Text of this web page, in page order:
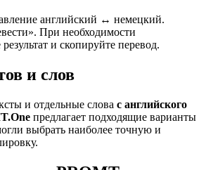
английский ↔ немецкий.
При необходимости
и скопируйте перевод.
и слов
и отдельные слова с английского
предлагает подходящие варианты
выбрать наиболее точную и